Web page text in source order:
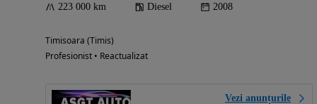
223 000 km Diesel 2008
Timisoara (Timis)
Profesionist • Reactualizat
Vezi anunțurile